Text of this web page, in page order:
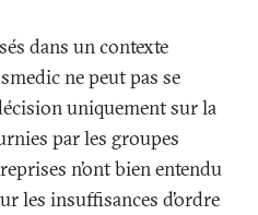
dans un contexte
ne peut pas se
uniquement sur la
par les groupes
n’ont bien entendu
les insuffisances d’ordre